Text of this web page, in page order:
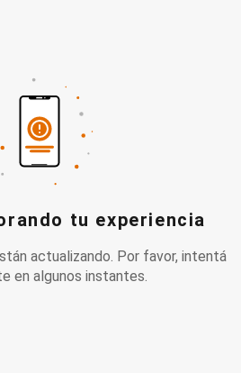
tu experiencia
actualizando. Por favor, intentá
en algunos instantes.